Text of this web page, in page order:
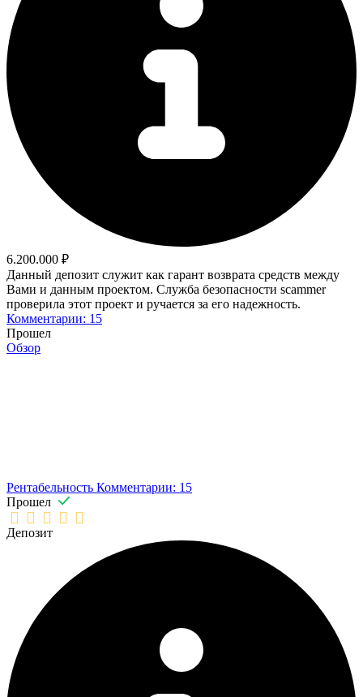
6.200.000 ₽
Данный депозит служит как гарант возврата средств между
Вами и данным проектом. Служба безопасности scammer
проверила этот проект и ручается за его надежность.
Комментарии: 15
Прошел
Обзор
Рентабельность Комментарии: 15
Прошел
Депозит